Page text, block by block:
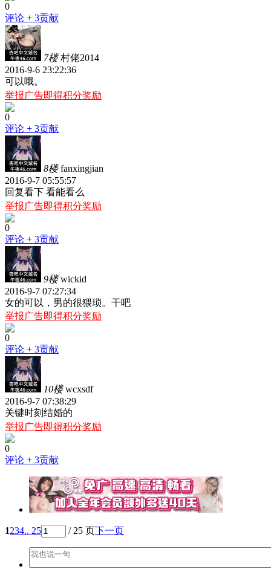
0
评论 + 3贡献
7楼 村佬2014
2016-9-6 23:22:36
可以哦。
举报广告即得积分奖励
0
评论 + 3贡献
8楼 fanxingjian
2016-9-7 05:55:57
回复看下 看能看么
举报广告即得积分奖励
0
评论 + 3贡献
9楼 wickid
2016-9-7 07:27:34
女的可以，男的很猥琐。干吧
举报广告即得积分奖励
0
评论 + 3贡献
10楼 wcxsdf
2016-9-7 07:38:29
关键时刻结婚的
举报广告即得积分奖励
0
评论 + 3贡献
1234.. 25 / 25 页下一页